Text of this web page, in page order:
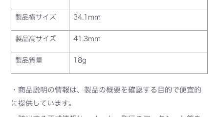
製品横サイズ 34.1mm
製品高サイズ 41.3mm
製品質量 18g
・商品説明の情報は、製品の概要を確認する目的で便宜的
に提供しています。